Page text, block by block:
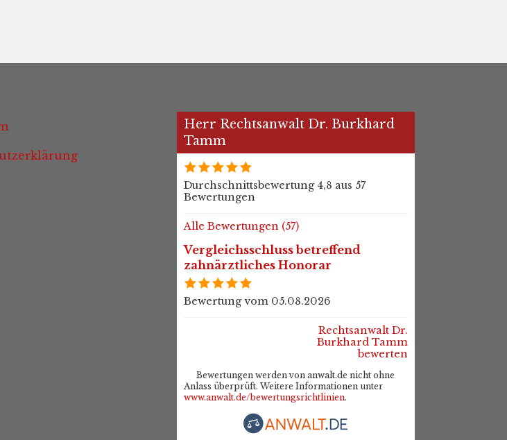
Herr Rechtsanwalt Dr. Burkhard
Tamm
Durchschnittsbewertung 4,8 aus 57
Bewertungen
Alle Bewertungen (57)
Vergleichsschluss betreffend
zahnärztliches Honorar
Bewertung vom 05.08.2026
Rechtsanwalt Dr.
Burkhard Tamm
bewerten
Bewertungen werden von anwalt.de nicht ohne
Anlass überprüft. Weitere Informationen unter
www.anwalt.de/bewertungsrichtlinien.